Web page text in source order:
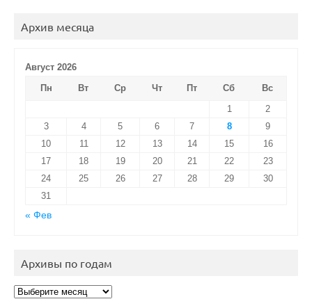
Архив месяца
Август 2026
Пн
Вт Ср Чт Пт Сб
Вс
1
2
3
4 5 6 7 8
9
10
11 12 13 14 15
16
17
18 19 20 21 22
23
24
25 26 27 28 29
30
31
« Фев
Архивы по годам
Архивы